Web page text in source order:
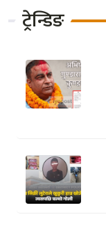
ट्रेन्डिङ